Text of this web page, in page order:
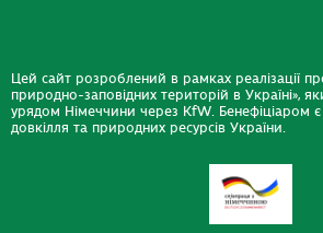
Цей сайт розроблений в рамках реалізації
природно-заповідних територій в Україні»,
урядом Німеччини через KfW. Бенефіціаром є
довкілля та природних ресурсів України.